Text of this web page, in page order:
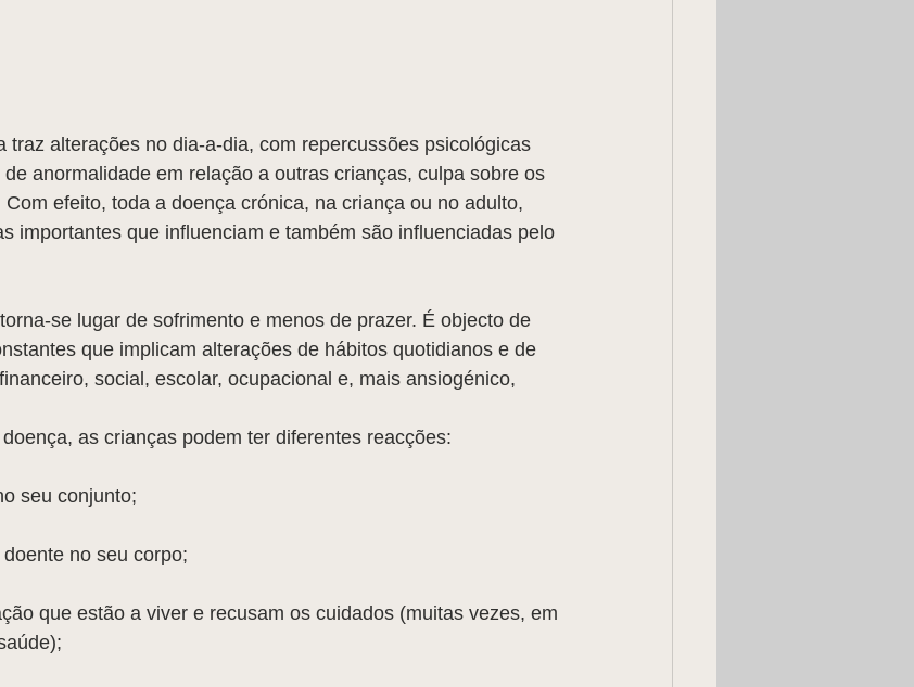
traz alterações no dia-a-dia, com repercussões psicológicas
anormalidade em relação a outras crianças, culpa sobre os
efeito, toda a doença crónica, na criança ou no adulto,
importantes que influenciam e também são influenciadas pelo
se lugar de sofrimento e menos de prazer. É objecto de
que implicam alterações de hábitos quotidianos e de
social, escolar, ocupacional e, mais ansiogénico,
as crianças podem ter diferentes reacções:
seu conjunto;
no seu corpo;
que estão a viver e recusam os cuidados (muitas vezes, em